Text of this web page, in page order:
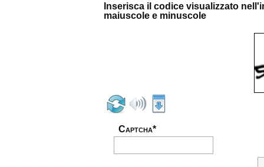
Inserisca il codice visualizzato
maiuscole e minuscole
Captcha*